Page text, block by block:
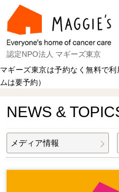
認定NPO法人 マギーズ東京
マギーズ東京は予約なく無料で
ムは要予約）
NEWS &
メディア情報